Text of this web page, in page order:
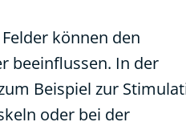
können den
beeinflussen. In der
Beispiel zur
oder bei der